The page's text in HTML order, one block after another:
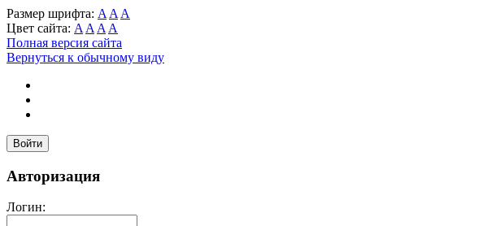
Размер шрифта: A A A
Цвет сайта: A A A A
Полная версия сайта
Вернуться к обычному виду
Войти
Авторизация
Логин: